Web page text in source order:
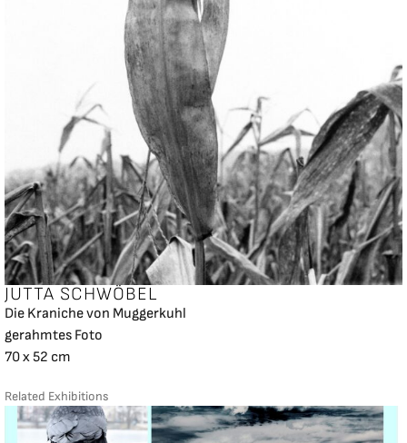
JUTTA SCHWÖBEL
Die Kraniche von Muggerkuhl
gerahmtes Foto
70 x 52 cm
Related Exhibitions